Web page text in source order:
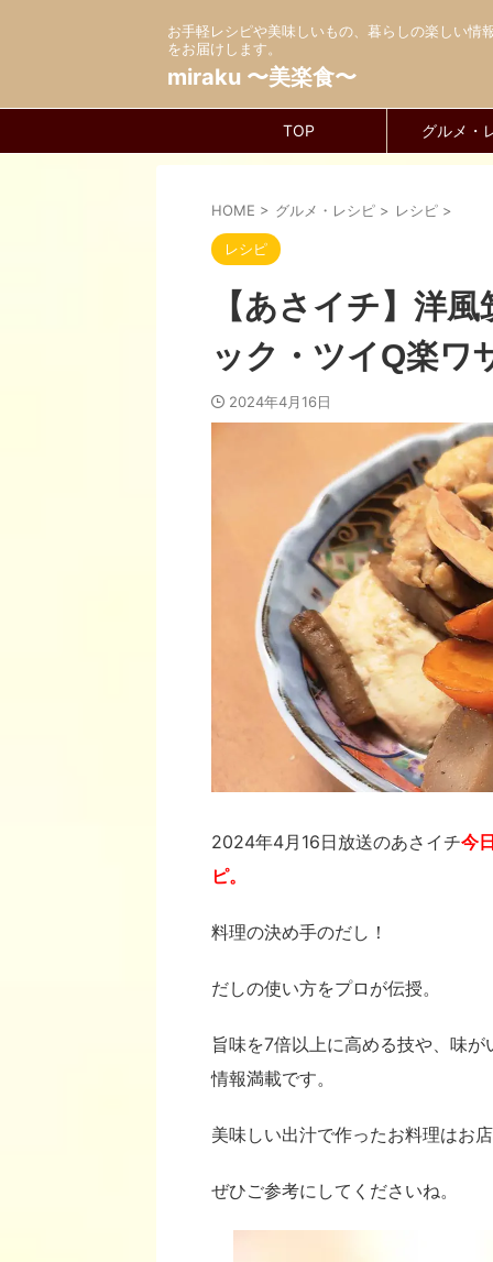
お手軽レシピや美味しいもの、暮らしの楽しい情
をお届けします。
miraku 〜美楽食〜
TOP グルメ・
HOME > グルメ・レシピ > レシピ >
レシピ
【あさイチ】洋
ック・ツイQ楽ワ
2024年4月16日
2024年4月16日放送のあさイチ今
ピ。
料理の決め手のだし！
だしの使い方をプロが伝授。
旨味を7倍以上に高める技や、味
情報満載です。
美味しい出汁で作ったお料理はお
ぜひご参考にしてくださいね。